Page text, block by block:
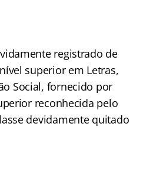
registrado de
superior em Letras,
Social, fornecido por
reconhecida pelo
devidamente quitado